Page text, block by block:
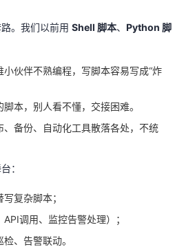
。我们以前用 Shell 脚本、 Python 脚
小伙伴不熟编程，写脚本容易写成“炸
脚本，别人看不懂，交接困难。
、备份、自动化工具散落各处，不统
：
复杂脚本；
调用、监控告警处理）；
、告警联动。